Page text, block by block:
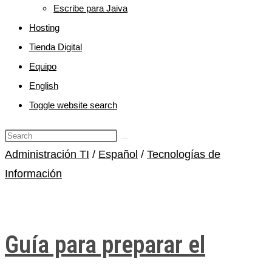
Escribe para Jaiva
Hosting
Tienda Digital
Equipo
English
Toggle website search
Administración TI / Español / Tecnologías de
Información
Guía para preparar el